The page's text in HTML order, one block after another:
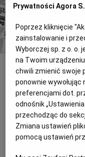
Już 13 lat temu
Banku Śląskiego. -
z rzeczywistością -
Kaczyński. Wczoraj
Prywatności Agora
Poprzez kliknięcie
zainstalowanie i
Wyborczej sp. z o. o.
na Twoim
chwili zmienić swoje
ponownie
preferencjami dot.
odnośnik
przechodząc do
Zmiana ustawień
pomocą ustawień